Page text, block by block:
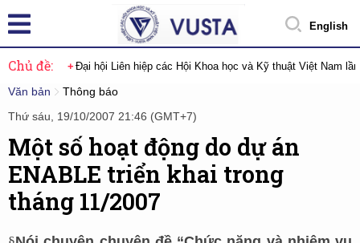
English
Chủ đề: Đại hội Liên hiệp các Hội Khoa học và Kỹ thuật Việt Nam
Văn bản
Thông báo
Thứ sáu, 19/10/2007 21:46 (GMT+7)
Một số hoạt động do dự án
ENABLE triển khai trong
tháng 11/2007